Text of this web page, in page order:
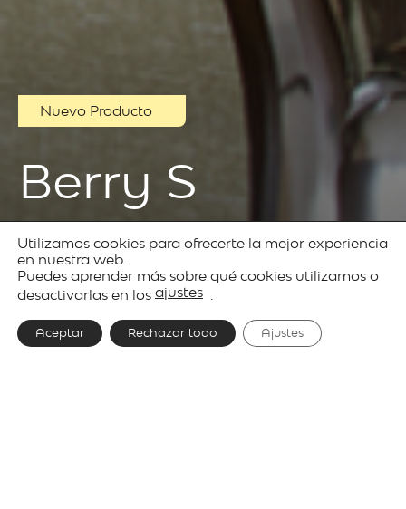
Nuevo Producto
Berry S
ProductosDecorative
lighting
Utilizamos cookies para ofrecerte la mejor experiencia
en nuestra web.
Puedes aprender más sobre qué cookies utilizamos o
desactivarlas en los ajustes
Aceptar Rechazar todo Ajustes